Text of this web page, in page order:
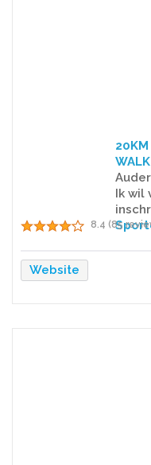
20KM
WALK
Ik wil
8.4 (85
Website